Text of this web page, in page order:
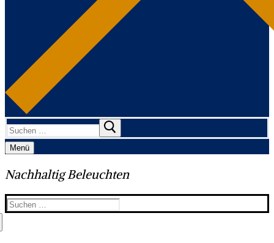
Suchen
nach:
Menü
Nachhaltig Beleuchten
Suchen
nach: